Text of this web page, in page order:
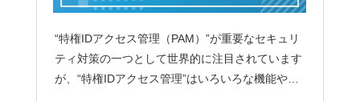
“特権IDアクセス管理（PAM）”が重要なセキュリ
ティ対策の一つとして世界的に注目されています
が、“特権IDアクセス管理”はいろいろな機能や役